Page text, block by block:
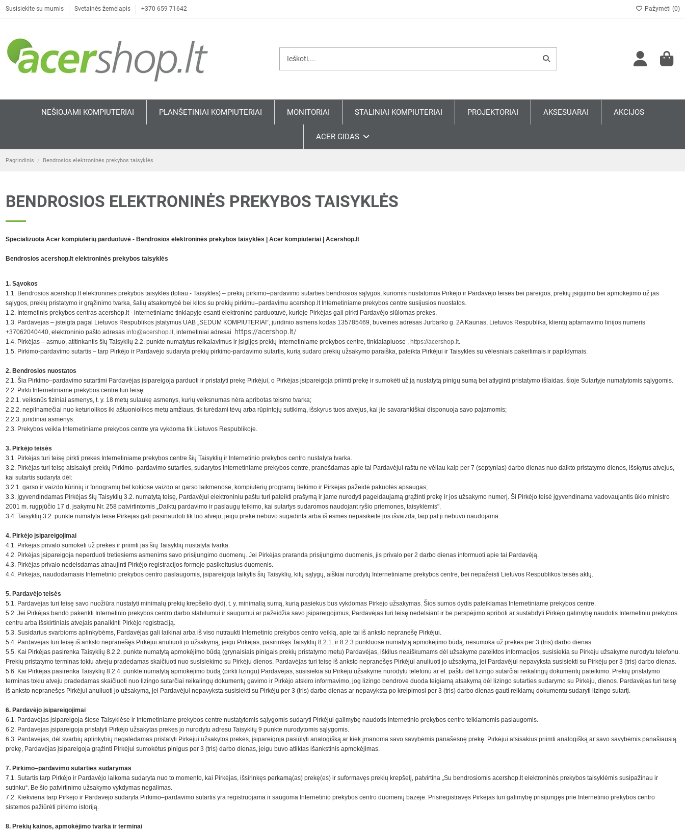
Susisiekite su mumis Svetainės žemėlapis +370 659 71642 Pažymėti (0)
NEŠIOJAMI KOMPIUTERIAI PLANŠETINIAI KOMPIUTERIAI MONITORIAI STALINIAI KOMPIUTERIAI PROJEKTORIAI AKSESUARAI AKCIJOS
ACER GIDAS
Pagrindinis Bendrosios elektroninės prekybos taisyklės
BENDROSIOS ELEKTRONINĖS PREKYBOS TAISYKLĖS
Specializuota Acer kompiuterių parduotuvė - Bendrosios elektroninės prekybos taisyklės | Acer kompiuteriai | Acershop.lt
Bendrosios acershop.lt elektroninės prekybos taisyklės
1. Sąvokos
1.1. Bendrosios acershop.lt elektroninės prekybos taisyklės (toliau - Taisyklės) – prekių pirkimo–pardavimo sutarties bendrosios sąlygos, kuriomis nustatomos Pirkėjo ir Pardavėjo teisės bei pareigos, prekių įsigijimo bei apmokėjimo už jas
sąlygos, prekių pristatymo ir grąžinimo tvarka, šalių atsakomybė bei kitos su prekių pirkimu–pardavimu acershop.lt Internetiniame prekybos centre susijusios nuostatos.
1.2. Internetinis prekybos centras acershop.lt - internetiniame tinklapyje esanti elektroninė parduotuvė, kurioje Pirkėjas gali pirkti Pardavėjo siūlomas prekes.
1.3. Pardavėjas – įsteigta pagal Lietuvos Respublikos įstatymus UAB „SEDUM KOMPIUTERIAI“, juridinio asmens kodas 135785469, buveinės adresas Jurbarko g. 2A Kaunas, Lietuvos Respublika, klientų aptarnavimo linijos numeris
+37062040440, elektroninio pašto adresas info@acershop.lt, internetiniai adresai https://acershop.lt/
1.4. Pirkėjas – asmuo, atitinkantis šių Taisyklių 2.2. punkte numatytus reikalavimus ir įsigijęs prekių Internetiniame prekybos centre, tinklalapiuose , https://acershop.lt.
1.5. Pirkimo-pardavimo sutartis – tarp Pirkėjo ir Pardavėjo sudaryta prekių pirkimo-pardavimo sutartis, kurią sudaro prekių užsakymo paraiška, pateikta Pirkėjui ir Taisyklės su vėlesniais pakeitimais ir papildymais.
2. Bendrosios nuostatos
2.1. Šia Pirkimo–pardavimo sutartimi Pardavėjas įsipareigoja parduoti ir pristatyti prekę Pirkėjui, o Pirkėjas įsipareigoja priimti prekę ir sumokėti už ją nustatytą pinigų sumą bei atlyginti pristatymo išlaidas, šioje Sutartyje numatytomis sąlygomis.
2.2. Pirkti Internetiniame prekybos centre turi teisę:
2.2.1. veiksnūs fiziniai asmenys, t. y. 18 metų sulaukę asmenys, kurių veiksnumas nėra apribotas teismo tvarka;
2.2.2. nepilnamečiai nuo keturiolikos iki aštuoniolikos metų amžiaus, tik turėdami tėvų arba rūpintojų sutikimą, išskyrus tuos atvejus, kai jie savarankiškai disponuoja savo pajamomis;
2.2.3. juridiniai asmenys.
2.3. Prekybos veikla Internetiniame prekybos centre yra vykdoma tik Lietuvos Respublikoje.
3. Pirkėjo teisės
3.1. Pirkėjas turi teisę pirkti prekes Internetiniame prekybos centre šių Taisyklių ir Internetinio prekybos centro nustatyta tvarka.
3.2. Pirkėjas turi teisę atsisakyti prekių Pirkimo–pardavimo sutarties, sudarytos Internetiniame prekybos centre, pranešdamas apie tai Pardavėjui raštu ne vėliau kaip per 7 (septynias) darbo dienas nuo daikto pristatymo dienos, išskyrus atvejus,
kai sutartis sudaryta dėl:
3.2.1. garso ir vaizdo kūrinių ir fonogramų bet kokiose vaizdo ar garso laikmenose, kompiuterių programų tiekimo ir Pirkėjas pažeidė pakuotės apsaugas;
3.3. Įgyvendindamas Pirkėjas šių Taisyklių 3.2. numatytą teisę, Pardavėjui elektroniniu paštu turi pateikti prašymą ir jame nurodyti pageidaujamą grąžinti prekę ir jos užsakymo numerį. Ši Pirkėjo teisė įgyvendinama vadovaujantis ūkio ministro
2001 m. rugpjūčio 17 d. įsakymu Nr. 258 patvirtintomis „Daiktų pardavimo ir paslaugų teikimo, kai sutartys sudaromos naudojant ryšio priemones, taisyklėmis".
3.4. Taisyklių 3.2. punkte numatyta teise Pirkėjas gali pasinaudoti tik tuo atveju, jeigu prekė nebuvo sugadinta arba iš esmės nepasikeitė jos išvaizda, taip pat ji nebuvo naudojama.
4. Pirkėjo įsipareigojimai
4.1. Pirkėjas privalo sumokėti už prekes ir priimti jas šių Taisyklių nustatyta tvarka.
4.2. Pirkėjas įsipareigoja neperduoti tretiesiems asmenims savo prisijungimo duomenų. Jei Pirkėjas praranda prisijungimo duomenis, jis privalo per 2 darbo dienas informuoti apie tai Pardavėją.
4.3. Pirkėjas privalo nedelsdamas atnaujinti Pirkėjo registracijos formoje pasikeitusius duomenis.
4.4. Pirkėjas, naudodamasis Internetinio prekybos centro paslaugomis, įsipareigoja laikytis šių Taisyklių, kitų sąlygų, aiškiai nurodytų Internetiniame prekybos centre, bei nepažeisti Lietuvos Respublikos teisės aktų.
5. Pardavėjo teisės
5.1. Pardavėjas turi teisę savo nuožiūra nustatyti minimalų prekių krepšelio dydį, t. y. minimalią sumą, kurią pasiekus bus vykdomas Pirkėjo užsakymas. Šios sumos dydis pateikiamas Internetiniame prekybos centre.
5.2. Jei Pirkėjas bando pakenkti Internetinio prekybos centro darbo stabilumui ir saugumui ar pažeidžia savo įsipareigojimus, Pardavėjas turi teisę nedelsiant ir be perspėjimo apriboti ar sustabdyti Pirkėjo galimybę naudotis Internetiniu prekybos
centru arba išskirtiniais atvejais panaikinti Pirkėjo registraciją.
5.3. Susidarius svarbioms aplinkybėms, Pardavėjas gali laikinai arba iš viso nutraukti Internetinio prekybos centro veiklą, apie tai iš anksto nepranešę Pirkėjui.
5.4. Pardavėjas turi teisę iš anksto nepranešęs Pirkėjui anuliuoti jo užsakymą, jeigu Pirkėjas, pasirinkęs Taisyklių 8.2.1. ir 8.2.3 punktuose numatytą apmokėjimo būdą, nesumoka už prekes per 3 (tris) darbo dienas.
5.5. Kai Pirkėjas pasirenka Taisyklių 8.2.2. punkte numatytą apmokėjimo būdą (grynaisiais pinigais prekių pristatymo metu) Pardavėjas, iškilus neaiškumams dėl užsakyme pateiktos informacijos, susisiekia su Pirkėju užsakyme nurodytu telefonu.
Prekių pristatymo terminas tokiu atveju pradedamas skaičiuoti nuo susisiekimo su Pirkėju dienos. Pardavėjas turi teisę iš anksto nepranešęs Pirkėjui anuliuoti jo užsakymą, jei Pardavėjui nepavyksta susisiekti su Pirkėju per 3 (tris) darbo dienas.
5.6. Kai Pirkėjas pasirenka Taisyklių 8.2.4. punkte numatytą apmokėjimo būdą (pirkti lizingu) Pardavėjas, susisiekia su Pirkėju užsakyme nurodytu telefonu ar el. paštu dėl lizingo sutarčiai reikalingų dokumentų pateikimo. Prekių pristatymo
terminas tokiu atveju pradedamas skaičiuoti nuo lizingo sutarčiai reikalingų dokumentų gavimo ir Pirkėjo atskiro informavimo, jog lizingo bendrovė duoda teigiamą atsakymą dėl lizingo sutarties sudarymo su Pirkėju, dienos. Pardavėjas turi teisę
iš anksto nepranešęs Pirkėjui anuliuoti jo užsakymą, jei Pardavėjui nepavyksta susisiekti su Pirkėju per 3 (tris) darbo dienas ar nepavyksta po kreipimosi per 3 (tris) darbo dienas gauti reikiamų dokumentu sudaryti lizingo sutartį.
6. Pardavėjo įsipareigojimai
6.1. Pardavėjas įsipareigoja šiose Taisyklėse ir Internetiniame prekybos centre nustatytomis sąlygomis sudaryti Pirkėjui galimybę naudotis Internetinio prekybos centro teikiamomis paslaugomis.
6.2. Pardavėjas įsipareigoja pristatyti Pirkėjo užsakytas prekes jo nurodytu adresu Taisyklių 9 punkte nurodytomis sąlygomis.
6.3. Pardavėjas, dėl svarbių aplinkybių negalėdamas pristatyti Pirkėjui užsakytos prekės, įsipareigoja pasiūlyti analogišką ar kiek įmanoma savo savybėmis panašesnę prekę. Pirkėjui atsisakius priimti analogišką ar savo savybėmis panašiausią
prekę, Pardavėjas įsipareigoja grąžinti Pirkėjui sumokėtus pinigus per 3 (tris) darbo dienas, jeigu buvo atliktas išankstinis apmokėjimas.
7. Pirkimo–pardavimo sutarties sudarymas
7.1. Sutartis tarp Pirkėjo ir Pardavėjo laikoma sudaryta nuo to momento, kai Pirkėjas, išsirinkęs perkamą(as) prekę(es) ir suformavęs prekių krepšelį, patvirtina „Su bendrosiomis acershop.lt elektroninės prekybos taisyklėmis susipažinau ir
sutinku“. Be šio patvirtinimo užsakymo vykdymas negalimas.
7.2. Kiekviena tarp Pirkėjo ir Pardavėjo sudaryta Pirkimo–pardavimo sutartis yra registruojama ir saugoma Internetinio prekybos centro duomenų bazėje. Prisiregistravęs Pirkėjas turi galimybę prisijungęs prie Internetinio prekybos centro
sistemos pažiūrėti pirkimo istoriją.
8. Prekių kainos, apmokėjimo tvarka ir terminai